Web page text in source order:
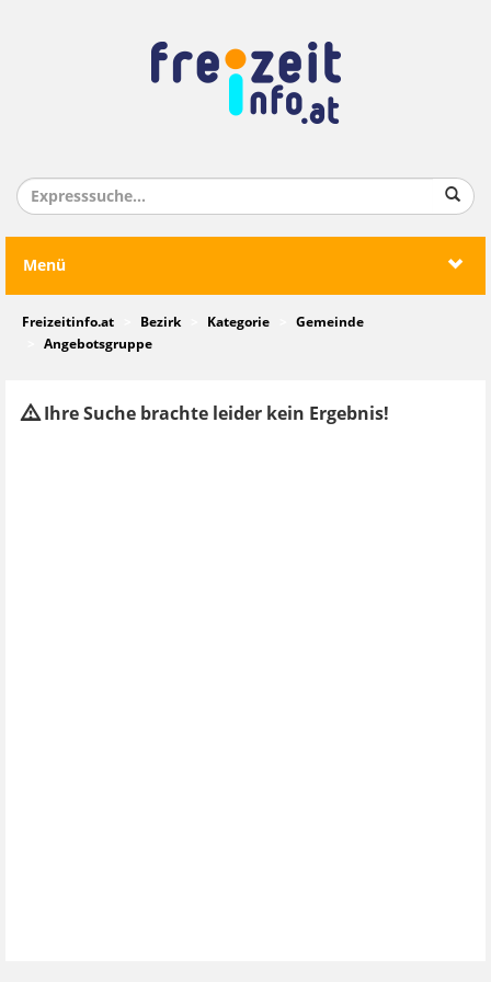
Menü
Freizeitinfo.at Bezirk Kategorie
Gemeinde
Angebotsgruppe
Ihre Suche brachte leider kein Ergebnis!